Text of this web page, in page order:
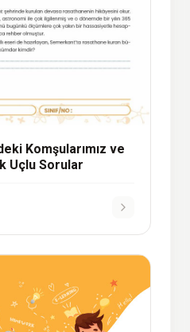
Komşularımız ve
Uçlu Sorular